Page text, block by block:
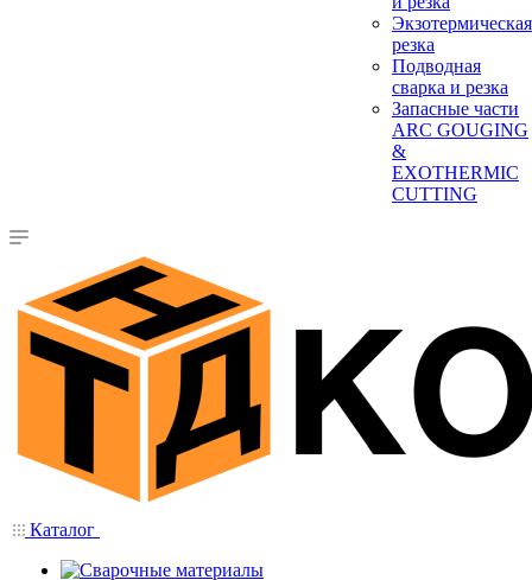
Экзотермическая
резка
Подводная
сварка и резка
Запасные части
ARC GOUGING
&
EXOTHERMIC
CUTTING
Каталог